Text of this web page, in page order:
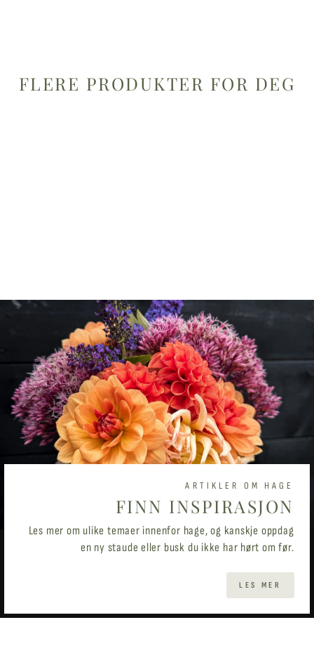
FLERE PRODUKTER FOR DEG
ARTIKLER OM HAGE
FINN INSPIRASJON
Les mer om ulike temaer innenfor hage, og kanskje oppdag
en ny staude eller busk du ikke har hørt om før.
LES MER